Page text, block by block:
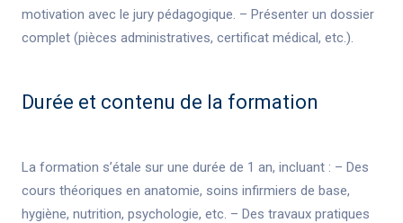
motivation avec le jury pédagogique. – Présenter un dossier
complet (pièces administratives, certificat médical, etc.).
Durée et contenu de la formation
La formation s’étale sur une durée de 1 an, incluant : – Des
cours théoriques en anatomie, soins infirmiers de base,
hygiène, nutrition, psychologie, etc. – Des travaux pratiques